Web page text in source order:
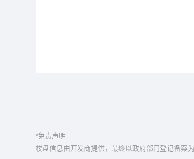
*免责声明
楼盘信息由开发商提供，最终以政府部门登记备案